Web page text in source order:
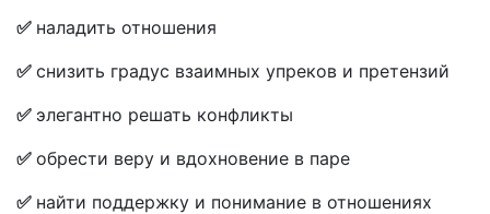
✅ наладить отношения
✅ снизить градус взаимных упреков и претензий
✅ элегантно решать конфликты
✅ обрести веру и вдохновение в паре
✅ найти поддержку и понимание в отношениях